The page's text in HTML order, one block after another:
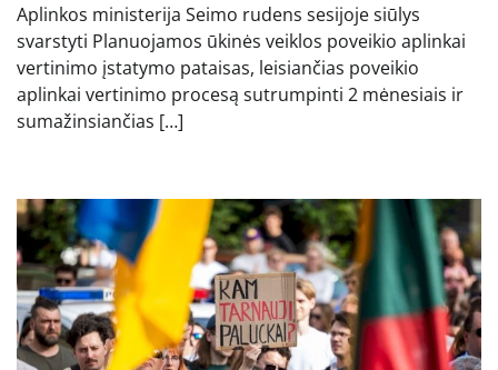
Aplinkos ministerija Seimo rudens sesijoje siūlys
svarstyti Planuojamos ūkinės veiklos poveikio aplinkai
vertinimo įstatymo pataisas, leisiančias poveikio
aplinkai vertinimo procesą sutrumpinti 2 mėnesiais ir
sumažinsiančias […]